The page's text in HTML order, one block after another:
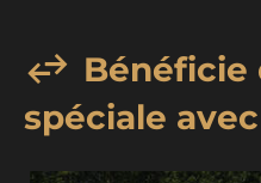
Bénéficie
spéciale avec